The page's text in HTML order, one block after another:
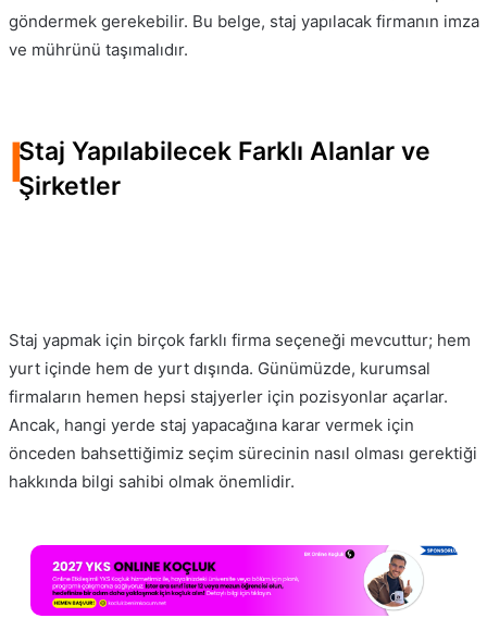
göndermek gerekebilir. Bu belge, staj yapılacak firmanın imza
ve mührünü taşımalıdır.
IStaj Yapılabilecek Farklı Alanlar ve
Şirketler
Staj yapmak için birçok farklı firma seçeneği mevcuttur; hem
yurt içinde hem de yurt dışında. Günümüzde, kurumsal
firmaların hemen hepsi stajyerler için pozisyonlar açarlar.
Ancak, hangi yerde staj yapacağına karar vermek için
önceden bahsettiğimiz seçim sürecinin nasıl olması gerektiği
hakkında bilgi sahibi olmak önemlidir.